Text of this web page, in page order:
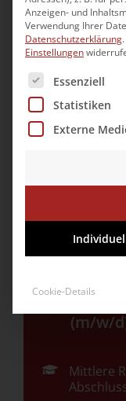
Ausbildung
und
(m/w/
Mittlere
Anzeigen- und
Verwendung Ihrer
Datenschutzerklärung.
Einstellungen
Es folgt eine
Essenziell
Statistiken
Externe
Cookie-Details